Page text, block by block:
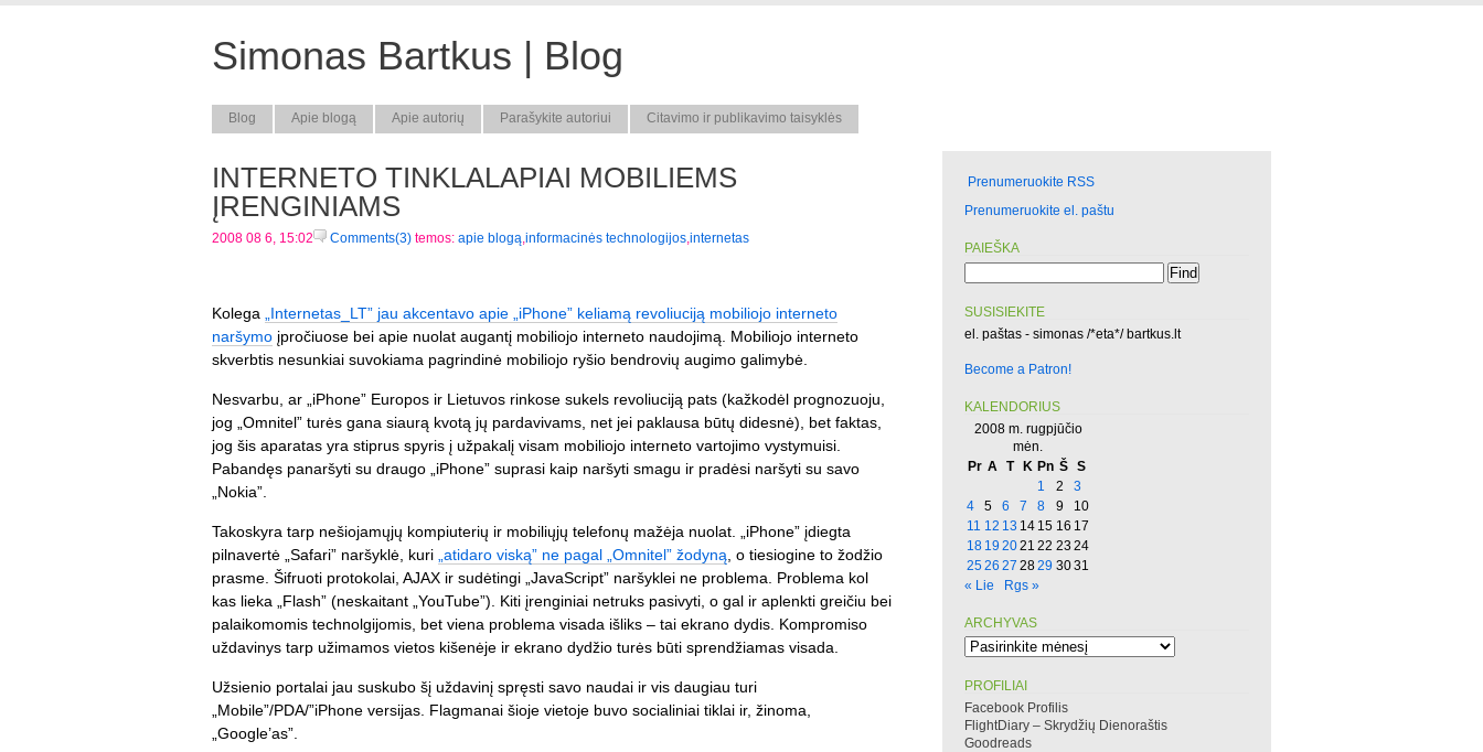
Simonas Bartkus | Blog
Blog Apie blogą Apie autorių Parašykite autoriui Citavimo ir publikavimo taisyklės
INTERNETO TINKLALAPIAI MOBILIEMS
ĮRENGINIAMS
2008 08 6, 15:02 Comments(3) temos: apie blogą,informacinės technologijos,internetas
Kolega
„Internetas_LT” jau akcentavo apie „iPhone” keliamą revoliuciją mobiliojo interneto
naršymo įpročiuose bei apie nuolat augantį mobiliojo interneto naudojimą. Mobiliojo interneto
skverbtis nesunkiai suvokiama pagrindinė mobiliojo ryšio bendrovių augimo galimybė.
Nesvarbu, ar „iPhone” Europos ir Lietuvos rinkose sukels revoliuciją pats (kažkodėl prognozuoju,
jog „Omnitel” turės gana siaurą kvotą jų pardavivams, net jei paklausa būtų didesnė), bet faktas,
jog šis aparatas yra stiprus spyris į užpakalį visam mobiliojo interneto vartojimo vystymuisi.
Pabandęs panaršyti su draugo „iPhone” suprasi kaip naršyti smagu ir pradėsi naršyti su savo
„Nokia”.
Takoskyra tarp nešiojamųjų kompiuterių ir mobiliųjų telefonų mažėja nuolat. „iPhone” įdiegta
pilnavertė „Safari” naršyklė, kuri „atidaro viską” ne pagal „Omnitel” žodyną , o tiesiogine to žodžio
prasme. Šifruoti protokolai, AJAX ir sudėtingi „JavaScript” naršyklei ne problema. Problema kol
kas lieka „Flash” (neskaitant „YouTube”). Kiti įrenginiai netruks pasivyti, o gal ir aplenkti greičiu bei
palaikomomis technolgijomis, bet viena problema visada išliks – tai ekrano dydis. Kompromiso
uždavinys tarp užimamos vietos kišenėje ir ekrano dydžio turės būti sprendžiamas visada.
Užsienio portalai jau suskubo šį uždavinį spręsti savo naudai ir vis daugiau turi
„Mobile”/PDA/”iPhone versijas. Flagmanai šioje vietoje buvo socialiniai tiklai ir, žinoma,
„Google’as”.
Prenumeruokite RSS
Prenumeruokite el. paštu
PAIEŠKA
SUSISIEKITE
el. paštas - simonas /*eta*/ bartkus.lt
Become a Patron!
KALENDORIUS
2008 m. rugpjūčio
mėn.
Pr A T K Pn Š S
1
2
3
4
5 6 7 8 9
10
11 12 13 14 15 16 17
18 19 2021 22 23 24
2526 27 2829 3031
« Lie
Rgs »
ARCHYVAS
Archyvas
PROFILIAI
Facebook Profilis
FlightDiary – Skrydžių Dienoraštis
Goodreads